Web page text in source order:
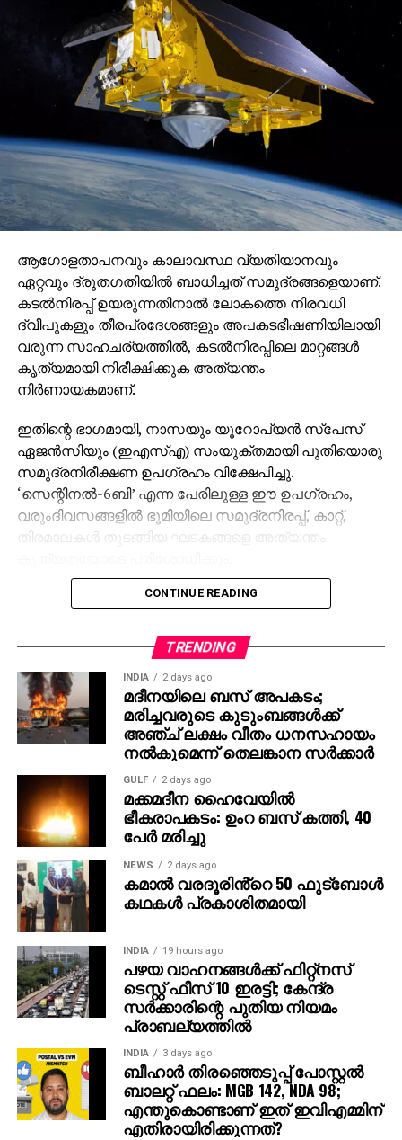
ആഗോളതാപനവും കാലാവസ്ഥ വ്യതിയാനവും
ഏറ്റവും ദ്രുതഗതിയില്‍ ബാധിച്ചത് സമുദ്രങ്ങളെയാണ്.
കടല്‍നിരപ്പ് ഉയരുന്നതിനാല്‍ ലോകത്തെ നിരവധി
ദ്വീപുകളും തീരപ്രദേശങ്ങളും അപകടഭീഷണിയിലായി
വരുന്ന സാഹചര്യത്തില്‍, കടല്‍നിരപ്പിലെ മാറ്റങ്ങള്‍
കൃത്യമായി നിരീക്ഷിക്കുക അത്യന്തം
നിര്‍ണായകമാണ്.
ഇതിന്റെ ഭാഗമായി, നാസയും യൂറോപ്യന്‍ സ്പേസ്
ഏജന്‍സിയും (ഇഎസ്എ) സംയുക്തമായി പുതിയൊരു
സമുദ്രനിരീക്ഷണ ഉപഗ്രഹം വിക്ഷേപിച്ചു.
‘സെന്റിനല്‍-6ബി’ എന്ന പേരിലുള്ള ഈ ഉപഗ്രഹം,
വരുംദിവസങ്ങളില്‍ ഭൂമിയിലെ സമുദ്രനിരപ്പ്, കാറ്റ്,
തിരമാലകള്‍ തുടങ്ങിയ ഘടകങ്ങളെ അത്യന്തം
സെക്കന്‍ഡില്‍ 7.2 കിലോമീറ്റര്‍ വേഗതയില്‍
ഭൂമിയെ പൂര്‍ണ്ണമായി വലംവയ്ക്കും. ഇതിലൂടെ
ലോകത്തിന്റെ മുഴുവന്‍ സമുദ്ര ഉപരിതലത്തെയും
നിരന്തരമായി നിരീക്ഷിക്കാനുള്ള കഴിവ് ഈ
ഉപഗ്രഹത്തിനുണ്ടാകും.
സെന്റിനല്‍-6 മിഷന്‍ മുമ്പ് പ്രവര്‍ത്തനം ആരംഭിച്ച
സെന്റിനല്‍-6അയുടെ തുടര്‍ച്ചയാണെന്നാണ്
ശാസ്ത്രജ്ഞര്‍ വ്യക്തമാക്കുന്നത്. ഗ്ലോബല്‍
വാര്‍മിംഗിന്റെ ഫലമായി വരും വര്‍ഷങ്ങളില്‍ കടല്‍നിരപ്പ്
എത്രമാത്രം ഉയരാം, അതിനുള്ള പ്രത്യാഘാതങ്ങള്‍
എന്തൊക്കെയായിരിക്കാം എന്നിവ
വിലയിരുത്തുന്നതിനുള്ള ഏറ്റവും വിശ്വസനീയമായ
ഉപകരണമാകും പുതിയ ഉപഗ്രഹം.
CONTINUE READING
TRENDING
INDIA 2 days ago
മദീനയിലെ ബസ് അപകടം;
മരിച്ചവരുടെ കുടുംബങ്ങള്‍ക്ക്
അഞ്ച് ലക്ഷം വീതം ധനസഹായം
നല്‍കുമെന്ന് തെലങ്കാന സര്‍ക്കാര്‍
GULF 2 days ago
മക്കമദീന ഹൈവേയില്‍
ഭീകരാപകടം: ഉംറ ബസ് കത്തി, 40
പേര്‍ മരിച്ചു
NEWS 2 days ago
കമാൽ വരദൂരിൻ്റെ 50 ഫുട്ബോൾ
കഥകൾ പ്രകാശിതമായി
INDIA 19 hours ago
പഴയ വാഹനങ്ങള്‍ക്ക് ഫിറ്റ്‌നസ്
ടെസ്റ്റ് ഫീസ് 10 ഇരട്ടി; കേന്ദ്ര
സര്‍ക്കാരിന്റെ പുതിയ നിയമം
പ്രാബല്യത്തില്‍
INDIA 3 days ago
ബീഹാർ തിരഞ്ഞെടുപ്പ് പോസ്റ്റൽ
ബാലറ്റ് ഫലം: MGB 142, NDA 98;
എന്തുകൊണ്ടാണ് ഇത് ഇവിഎമ്മിന്
എതിരായിരിക്കുന്നത്?